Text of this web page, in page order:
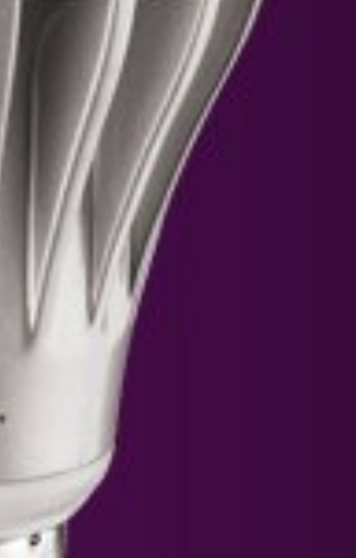
Posicionamiento
Campañas publicitarias
Packaging
Merchandising
Marketing digital